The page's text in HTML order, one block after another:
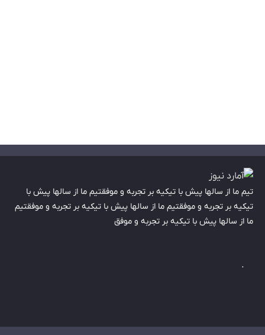
تیم ما از سالها پیش با تیکیه بر تجربه و موفقتیم ما از سالها پیش با
تیکیه بر تجربه و موفقتیم ما از سالها پیش با تیکیه بر تجربه و موفقتیم
ما از سالها پیش با تیکیه بر تجربه و موفق
.